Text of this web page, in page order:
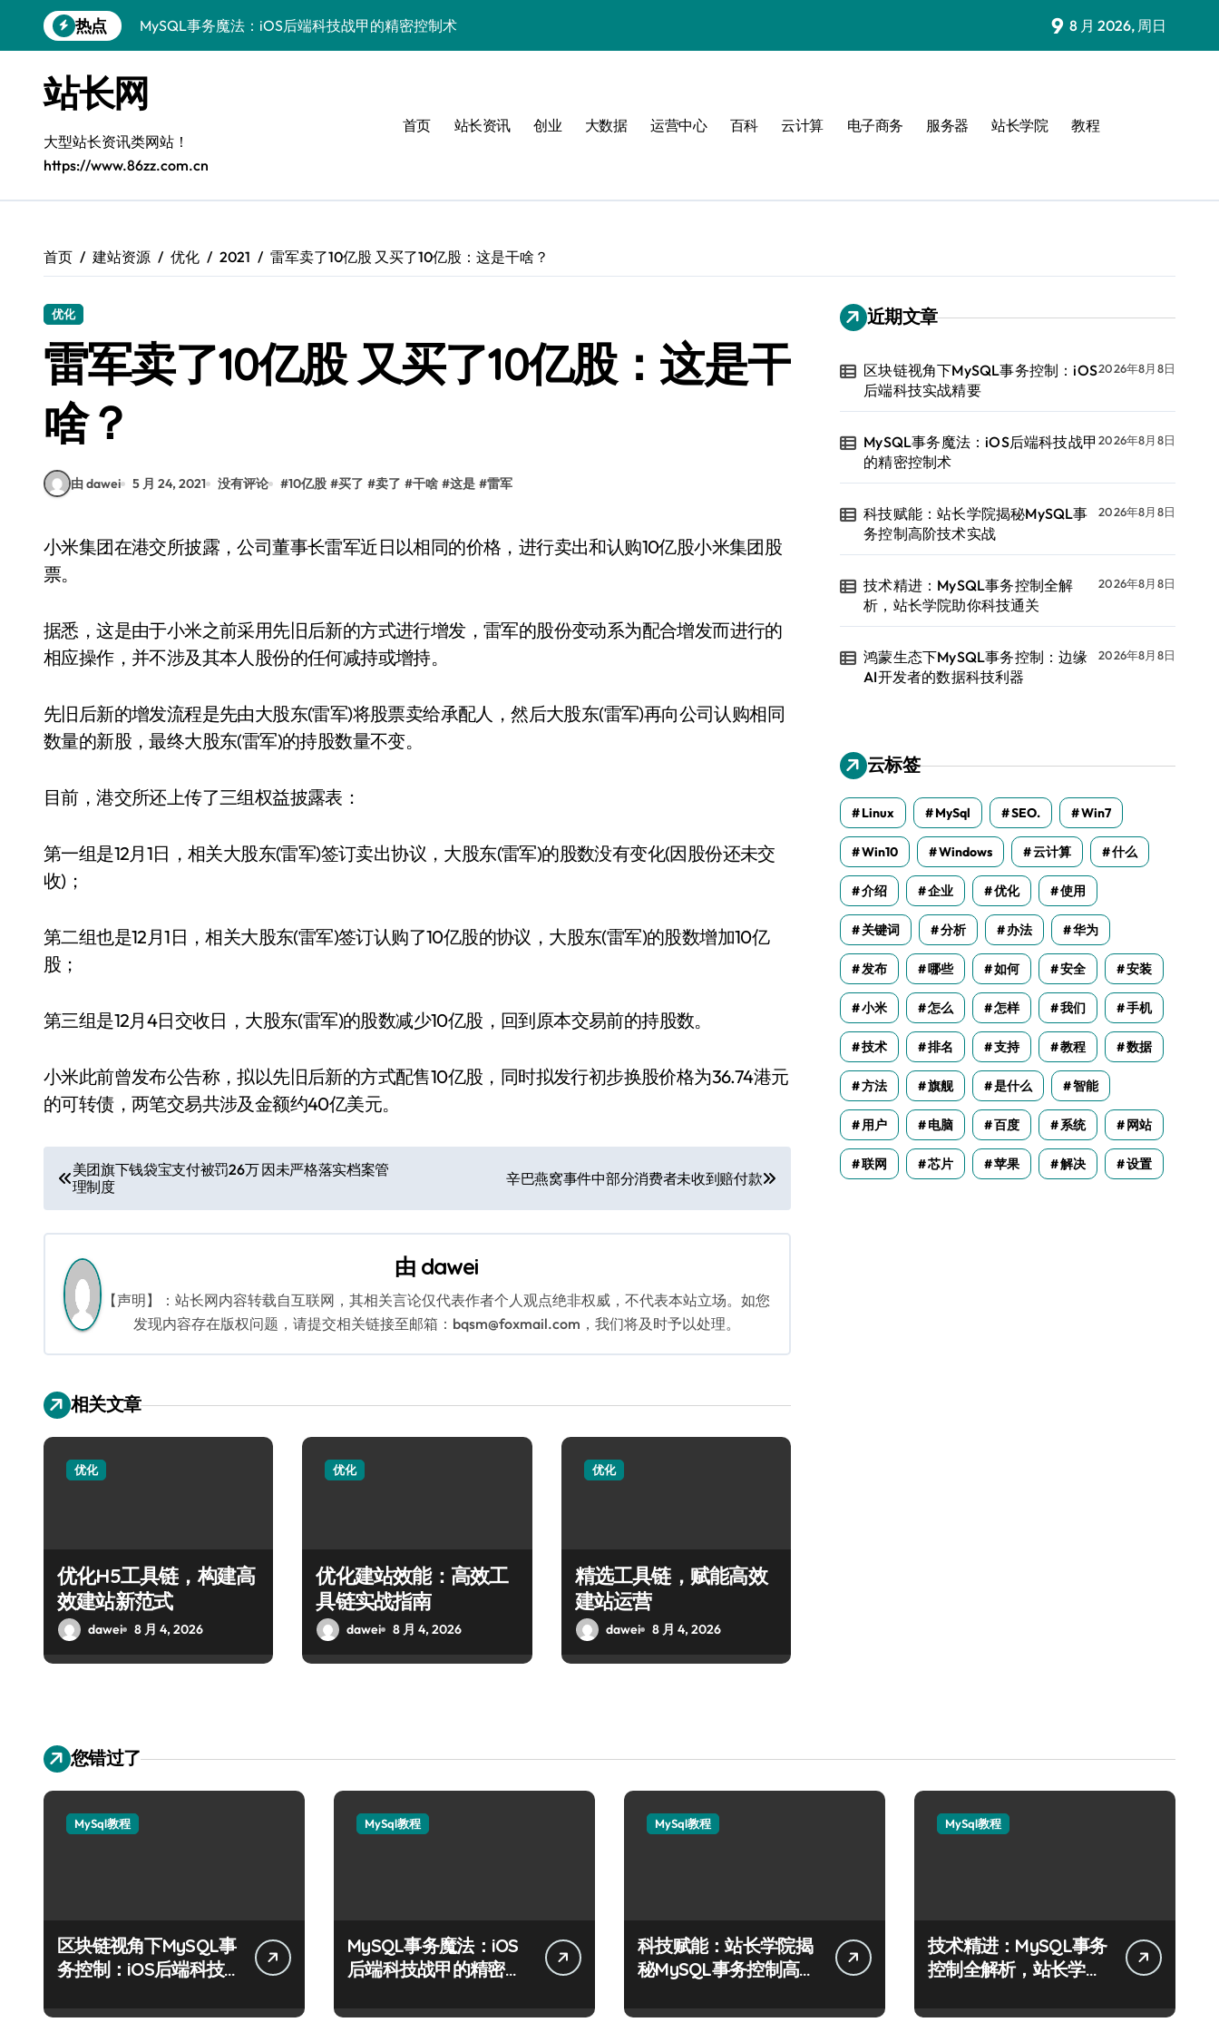
到
热点
MySQL事务魔法：iOS后端科技战甲的精密控制术
技术精进：MySQL事务控制全解析，站长学院助你科技通关
鸿蒙生态下MySQL事务控制：边缘AI开发者的数据科技利器
Go语言赋能MySQL事务管理：科技驱动的高效实践精要
AI赋能站长：MySQL事务控制技术实战精解与科技应用
VR开发进阶：MySQL事务控制精析与科技实战赋能方案
区块链视角下MySQL事务控制：iOS后端科技实战精要
9 8 月 2026, 周日
站长网
大型站长资讯类网站！
https://www.86zz.com.cn
首页 站长资讯 创业 大数据 运营中心 百科 云计算 电子商务 服务器 站长学院 教程
首页 建站资源 优化 2021 雷军卖了10亿股 又买了10亿股：这是干啥？
优化
雷军卖了10亿股 又买了10亿股：这是干
啥？
由 dawei 5 月 24, 2021 没有评论 #10亿股 #买了 #卖了 #干啥 #这是 #雷军
小米集团在港交所披露，公司董事长雷军近日以相同的价格，进行卖出和认购10亿股小米集团股
票。
据悉，这是由于小米之前采用先旧后新的方式进行增发，雷军的股份变动系为配合增发而进行的
相应操作，并不涉及其本人股份的任何减持或增持。
先旧后新的增发流程是先由大股东(雷军)将股票卖给承配人，然后大股东(雷军)再向公司认购相同
数量的新股，最终大股东(雷军)的持股数量不变。
目前，港交所还上传了三组权益披露表：
第一组是12月1日，相关大股东(雷军)签订卖出协议，大股东(雷军)的股数没有变化(因股份还未交
收)；
第二组也是12月1日，相关大股东(雷军)签订认购了10亿股的协议，大股东(雷军)的股数增加10亿
股；
第三组是12月4日交收日，大股东(雷军)的股数减少10亿股，回到原本交易前的持股数。
小米此前曾发布公告称，拟以先旧后新的方式配售10亿股，同时拟发行初步换股价格为36.74港元
的可转债，两笔交易共涉及金额约40亿美元。
文
章
导
航
美团旗下钱袋宝支付被罚26万 因未严格落实档案管
理制度
辛巴燕窝事件中部分消费者未收到赔付款
由 dawei
【声明】：站长网内容转载自互联网，其相关言论仅代表作者个人观点绝非权威，不代表本站立场。如您
发现内容存在版权问题，请提交相关链接至邮箱：bqsm@foxmail.com，我们将及时予以处理。
相关文章
优化
优化H5工具链，构建高
效建站新范式
dawei 8 月 4, 2026
优化
优化建站效能：高效工
具链实战指南
dawei 8 月 4, 2026
优化
精选工具链，赋能高效
建站运营
dawei 8 月 4, 2026
近期文章
区块链视角下MySQL事务控制：iOS
后端科技实战精要
2026年8月8日
MySQL事务魔法：iOS后端科技战甲
的精密控制术
2026年8月8日
科技赋能：站长学院揭秘MySQL事
务控制高阶技术实战
2026年8月8日
技术精进：MySQL事务控制全解
析，站长学院助你科技通关
2026年8月8日
鸿蒙生态下MySQL事务控制：边缘
AI开发者的数据科技利器
2026年8月8日
云标签
Linux MySql SEO. Win7
Win10 Windows 云计算 什么
介绍 企业 优化 使用
关键词 分析 办法 华为
发布 哪些 如何 安全 安装
小米 怎么 怎样 我们 手机
技术 排名 支持 教程 数据
方法 旗舰 是什么 智能
用户 电脑 百度 系统 网站
联网 芯片 苹果 解决 设置
您错过了
MySql教程
区块链视角下MySQL事
务控制：iOS后端科技
MySql教程
MySQL事务魔法：iOS
后端科技战甲的精密控
MySql教程
科技赋能：站长学院揭
秘MySQL事务控制高阶
MySql教程
技术精进：MySQL事务
控制全解析，站长学院